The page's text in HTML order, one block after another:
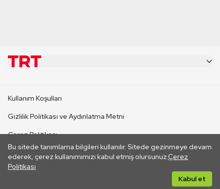
Bu sitede tanımlama bilgileri kullanılır. Sitede gezinmeye devam
ederek, çerez kullanımımızı kabul etmiş olursunuz.Çerez
Politikası
Kabul et
CANLI YAYINLAR
Kullanım Koşulları
Gizlilik Politikası ve Aydınlatma Metni
Çerez Politikası
İletişim
Her hakkı saklıdır. ©2026 TRT. Bağlantı yoluyla gidilen dış